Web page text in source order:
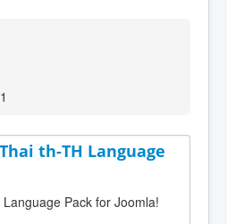
th-TH Language
Pack for Joomla!